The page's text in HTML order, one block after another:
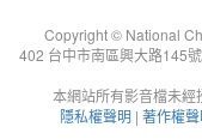
Copyright © National
402 台中市南區興大路
本網站所有影音檔未
隱私權聲明 | 著作權